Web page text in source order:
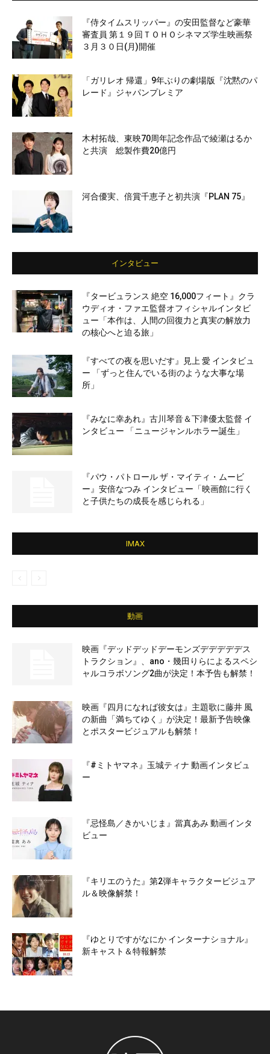
『侍タイムスリッパー』の安田監督など豪華
審査員 第１９回ＴＯＨＯシネマズ学生映画祭
３月３０日(月)開催
「ガリレオ 帰還」9年ぶりの劇場版『沈黙のパ
レード』ジャパンプレミア
木村拓哉、東映70周年記念作品で綾瀬はるか
と共演 総製作費20億円
河合優実、倍賞千恵子と初共演『PLAN 75』
インタビュー
『タービュランス 絶空 16,000フィート』クラ
ウディオ・ファエ監督オフィシャルインタビ
ュー「本作は、人間の回復力と真実の解放力
の核心へと迫る旅」
『すべての夜を思いだす』見上 愛 インタビュ
ー 「ずっと住んでいる街のような大事な場
所」
『みなに幸あれ』古川琴音＆下津優太監督 イ
ンタビュー 「ニュージャンルホラー誕生」
『パウ・パトロール ザ・マイティ・ムービ
ー』安倍なつみ インタビュー「映画館に行く
と子供たちの成長を感じられる」
IMAX
動画
映画『デッドデッドデーモンズデデデデデス
トラクション』、ano・幾田りらによるスペシ
ャルコラボソング2曲が決定！本予告も解禁！
映画『四月になれば彼女は』主題歌に藤井 風
の新曲「満ちてゆく」が決定！最新予告映像
とポスタービジュアルも解禁！
『#ミトヤマネ』玉城ティナ 動画インタビュ
ー
『忌怪島／きかいじま』當真あみ 動画インタ
ビュー
『キリエのうた』第2弾キャラクタービジュア
ル＆映像解禁！
『ゆとりですがなにか インターナショナル』
新キャスト＆特報解禁